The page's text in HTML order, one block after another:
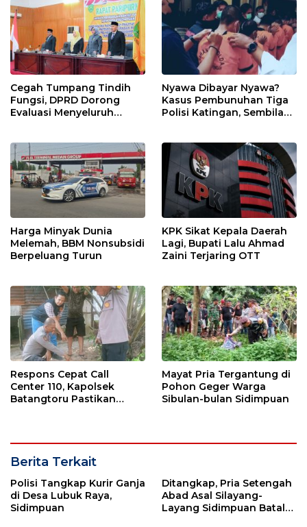
Cegah Tumpang Tindih
Fungsi, DPRD Dorong
Evaluasi Menyeluruh
Nyawa Dibayar Nyawa?
Kasus Pembunuhan Tiga
Polisi Katingan, Sembilan
Harga Minyak Dunia
Melemah, BBM Nonsubsidi
Berpeluang Turun
KPK Sikat Kepala Daerah
Lagi, Bupati Lalu Ahmad
Zaini Terjaring OTT
Respons Cepat Call
Center 110, Kapolsek
Batangtoru Pastikan
Mayat Pria Tergantung di
Pohon Geger Warga
Sibulan-bulan Sidimpuan
Berita Terkait
Polisi Tangkap Kurir Ganja
di Desa Lubuk Raya,
Sidimpuan
Ditangkap, Pria Setengah
Abad Asal Silayang-
Layang Sidimpuan Batal